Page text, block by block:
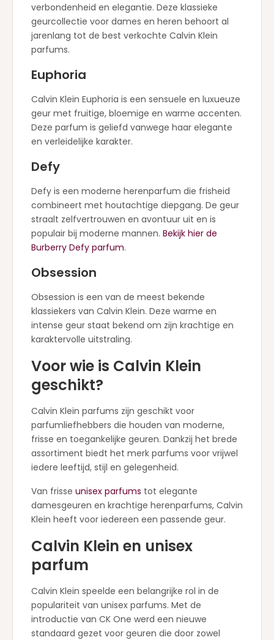
verbondenheid en elegantie. Deze klassieke
geurcollectie voor dames en heren behoort al
jarenlang tot de best verkochte Calvin Klein
parfums.
Euphoria
Calvin Klein Euphoria is een sensuele en luxueuze
geur met fruitige, bloemige en warme accenten.
Deze parfum is geliefd vanwege haar elegante
en verleidelijke karakter.
Defy
Defy is een moderne herenparfum die frisheid
combineert met houtachtige diepgang. De geur
straalt zelfvertrouwen en avontuur uit en is
populair bij moderne mannen. Bekijk hier de
Burberry Defy parfum.
Obsession
Obsession is een van de meest bekende
klassiekers van Calvin Klein. Deze warme en
intense geur staat bekend om zijn krachtige en
karaktervolle uitstraling.
Voor wie is Calvin Klein
geschikt?
Calvin Klein parfums zijn geschikt voor
parfumliefhebbers die houden van moderne,
frisse en toegankelijke geuren. Dankzij het brede
assortiment biedt het merk parfums voor vrijwel
iedere leeftijd, stijl en gelegenheid.
Van frisse unisex parfums tot elegante
damesgeuren en krachtige herenparfums, Calvin
Klein heeft voor iedereen een passende geur.
Calvin Klein en unisex
parfum
Calvin Klein speelde een belangrijke rol in de
populariteit van unisex parfums. Met de
introductie van CK One werd een nieuwe
standaard gezet voor geuren die door zowel